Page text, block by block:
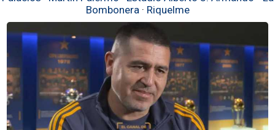
Bombonera · Riquelme